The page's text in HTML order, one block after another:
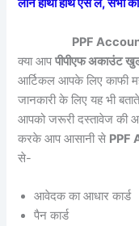
लोन हाथों हाथ ऐसे लें, सभी
PPF
क्या आपपीपीएफ अकाउंट
आर्टिकल आपके लिए काफी
जानकारी के लिए यह भी
आपको जरूरी दस्तावेज की
करके आप आसानी से PPF
से-
आवेदक का आधार कार्ड
पैन कार्ड